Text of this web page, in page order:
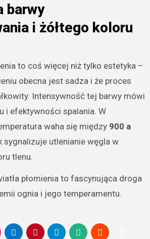
barwy
i żółtego koloru
to coś więcej niż tylko estetyka –
obecna jest sadza i że proces
Intensywność tej barwy mówi
i efektywności spalania. W
waha się między 900 a
sygnalizuje utlenianie węgla w
tlenu.
płomienia to fascynująca droga
ognia i jego temperamentu.